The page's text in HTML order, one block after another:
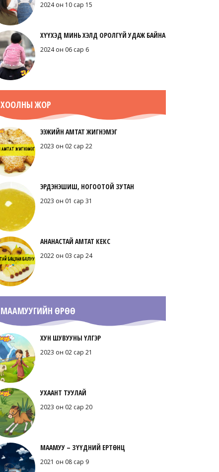
2024 он 10 сар 15
ХҮҮХЭД МИНЬ ХЭЛД ОРОЛГҮЙ УДАЖ БАЙНА
2024 он 06 сар 6
ХООЛНЫ ЖОР
ЭЭЖИЙН АМТАТ ЖИГНЭМЭГ
2023 он 02 сар 22
ЭРДЭНЭШИШ, НОГООТОЙ ЗУТАН
2023 он 01 сар 31
АНАНАСТАЙ АМТАТ КЕКС
2022 он 03 сар 24
МААМУУГИЙН ӨРӨӨ
ХУН ШУВУУНЫ ҮЛГЭР
2023 он 02 сар 21
УХААНТ ТУУЛАЙ
2023 он 02 сар 20
МААМУУ – ЗҮҮДНИЙ ЕРТӨНЦ
2021 он 08 сар 9